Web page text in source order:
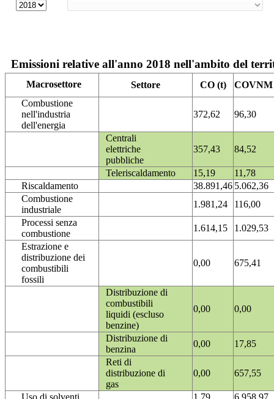
Emissioni relative all'anno 2018 nell'ambito del
Macrosettore Settore CO (t)
COVNM
Combustione
nell'industria
dell'energia
372,62 96,30
Centrali
elettriche
pubbliche
357,43 84,52
Teleriscaldamento 15,19
11,78
Riscaldamento
38.891,46 5.062,36
Combustione
industriale
1.981,24
116,00
Processi senza
combustione
1.614,15
1.029,53
Estrazione e
distribuzione dei
combustibili
fossili
0,00 675,41
Distribuzione di
combustibili
liquidi (escluso
benzine)
0,00 0,00
Distribuzione di
benzina
0,00
17,85
Reti di
distribuzione di
gas
0,00 657,55